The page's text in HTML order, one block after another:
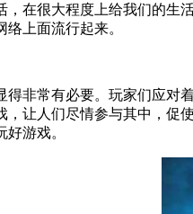
，在很大程度上给我们的生
上面流行起来。
得非常有必要。玩家们应对
，让人们尽情参与其中，
游戏。